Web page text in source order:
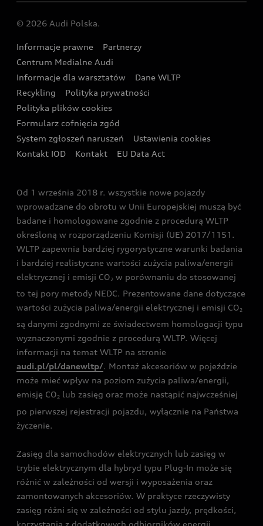
Skonfiguruj swój model z Ekspertem Audi
Wyszukaj najbliższego Partnera Audi
Oferta dla przedsiębiorców
Oferta dla klientów prywatnych
Kalkulator rat
Ubezpieczenie
Audi exclusive
Zasięg
Centrum napraw powypadkowych
Gwarancja
Akcje serwisowe Audi
Katalog online akcesoriów
Audi i Muzeum Sztuki Nowoczesnej w Warszawie
Audi driving experience
Audi quattro Cup
Audi i Puchar Świata w Skokach Narciarskich w
Zakopanem
© 2026 Audi Polska.
Informacje prawne
Partnerzy
Centrum Medialne Audi
Informacje dla warsztatów
Dane WLTP
Recykling
Polityka prywatności
Polityka plików cookies
Formularz cofnięcia zgód
System zgłoszeń naruszeń
Ustawienia cookies
Kontakt IOD
Kontakt EU Data Act
Od 1 września 2018 r. wszystkie nowe pojazdy
wprowadzane do obrotu w Unii Europejskiej muszą być
badane i homologowane zgodnie z procedurą WLTP
określoną w rozporządzeniu Komisji (UE) 2017/1151.
WLTP zapewnia bardziej rygorystyczne warunki badania
i bardziej realistyczne wartości zużycia paliwa/energii
elektrycznej i emisji CO2 w porównaniu do stosowanej
to tej pory metody NEDC. Prezentowane dane dotyczące
wartości zużycia paliwa/energii elektrycznej i emisji CO2
są danymi zgodnymi ze świadectwem homologacji typu
wyznaczonymi zgodnie z procedurą WLTP. Więcej
informacji na temat WLTP na stronie
audi.pl/pl/danewltp/. Montaż akcesoriów w pojeździe
może mieć wpływ na poziom zużycia paliwa/energii,
emisję CO2 lub zasięg oraz może nastąpić najwcześniej
po pierwszej rejestracji pojazdu, wyłącznie na Państwa
życzenie.
Zasięg dla samochodów elektrycznych lub zasięg w
trybie elektrycznym dla hybryd typu Plug-In może się
różnić w zależności od wersji i wyposażenia oraz
zamontowanych akcesoriów. W praktyce rzeczywisty
zasięg różni się w zależności od stylu jazdy, prędkości,
korzystania z dodatkowych odbiorników energii,